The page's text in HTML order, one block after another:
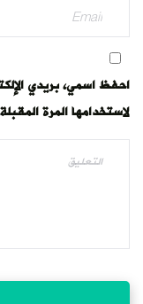
احفظ اسمي، بريدي
لاستخدامها المرة